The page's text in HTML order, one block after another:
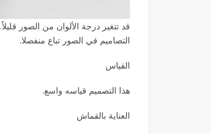
قد تتغير درجة الألوان من الصور قليلاً.
التصاميم في الصور تباع منفصلا.
القياس
هذا التصميم قياسه واسع.
العناية بالقماش